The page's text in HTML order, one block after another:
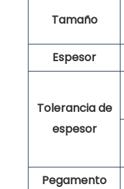
Tamaño
Espesor
Tolerancia de
espesor
Pegamento